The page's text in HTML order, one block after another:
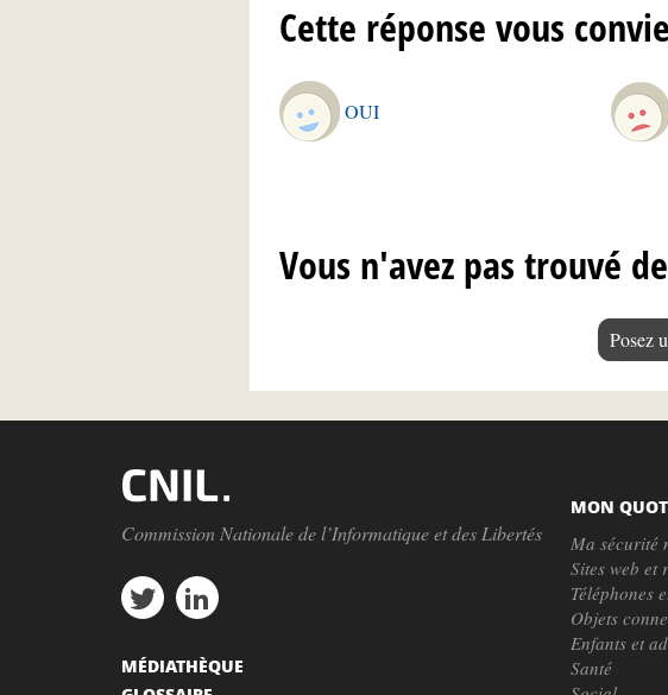
Cette réponse vous
OUI
Vous n'avez pas trouvé
Posez
Commission Nationale de l’Informatique et des Libertés
MON
Ma sécurité
Sites web et
Téléphones
Objets
Enfants et
Santé
MÉDIATHÈQUE